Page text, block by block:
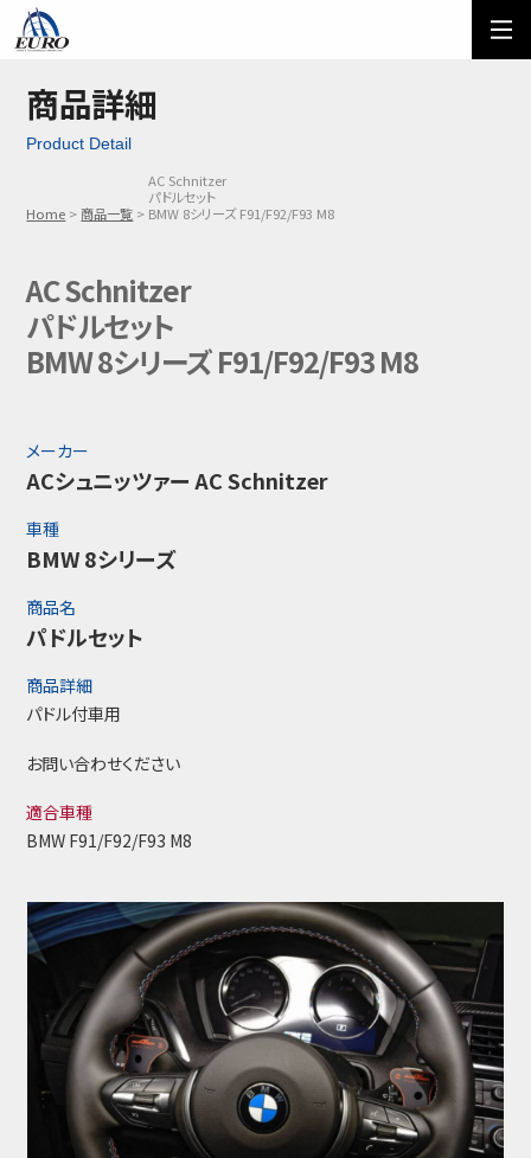
ご利用方法
メール問い合わせ
03-5674-7742
商品詳細
Product Detail
Home 商品一覧
AC Schnitzer
パドルセット
BMW 8シリーズ F91/F92/F93 M8
AC Schnitzer
パドルセット
BMW 8シリーズ F91/F92/F93 M8
メーカー
ACシュニッツァー AC Schnitzer
車種
BMW 8シリーズ
商品名
パドルセット
商品詳細
パドル付車用
お問い合わせください
適合車種
BMW F91/F92/F93 M8